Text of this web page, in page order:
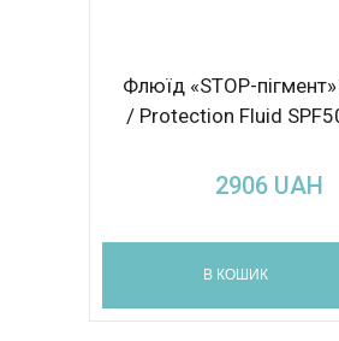
Флюїд «STOP-
/ Protection Fluid
2906 UAH
В КОШИК